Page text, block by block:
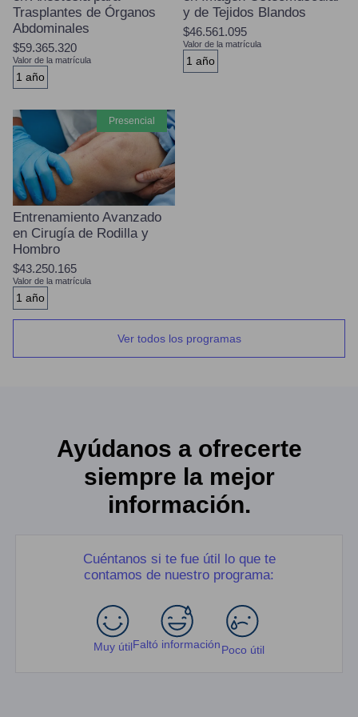
Trasplantes de Órganos
Abdominales
$59.365.320
Valor de la matrícula
1 año
y de Tejidos Blandos
$46.561.095
Valor de la matrícula
1 año
presencial
Entrenamiento Avanzado
en Cirugía de Rodilla y
Hombro
$43.250.165
Valor de la matrícula
1 año
Ver todos los programas
Ayúdanos a ofrecerte
siempre la mejor
información.
Cuéntanos si te fue útil lo que te
contamos de nuestro programa:
Muy útilFaltó informaciónPoco útil